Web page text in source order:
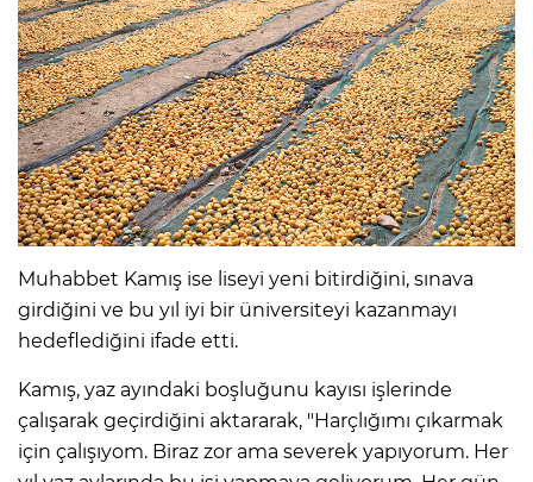
Muhabbet Kamış ise liseyi yeni bitirdiğini, sınava
girdiğini ve bu yıl iyi bir üniversiteyi kazanmayı
hedeflediğini ifade etti.
Kamış, yaz ayındaki boşluğunu kayısı işlerinde
çalışarak geçirdiğini aktararak, "Harçlığımı çıkarmak
için çalışıyom. Biraz zor ama severek yapıyorum. Her